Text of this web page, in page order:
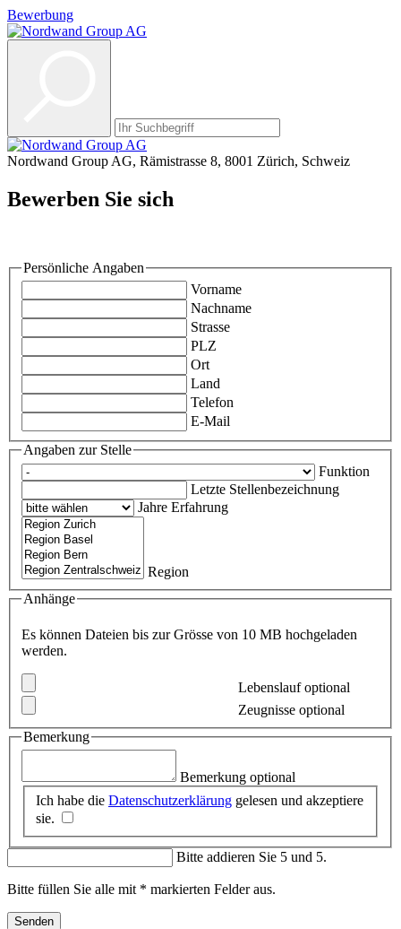
Bewerbung
Nordwand Group AG, Rämistrasse 8, 8001 Zürich, Schweiz
Bewerben Sie sich
Persönliche Angaben
Vorname
Nachname
Strasse
PLZ
Ort
Land
Telefon
E-Mail
Angaben zur Stelle
Funktion
Letzte Stellenbezeichnung
Jahre Erfahrung
Region
Anhänge
Es können Dateien bis zur Grösse von 10 MB hochgeladen
werden.
Lebenslaufoptional
Zeugnisse optional
Bemerkung
Bemerkung optional
Ich habe die Datenschutzerklärung gelesen und akzeptiere
sie.
Bitte addieren Sie 5 und 5.
Bitte füllen Sie alle mit * markierten Felder aus.
Senden